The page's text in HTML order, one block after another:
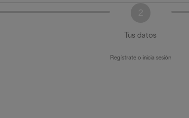
Tus datos
Regístrate o inicia sesión